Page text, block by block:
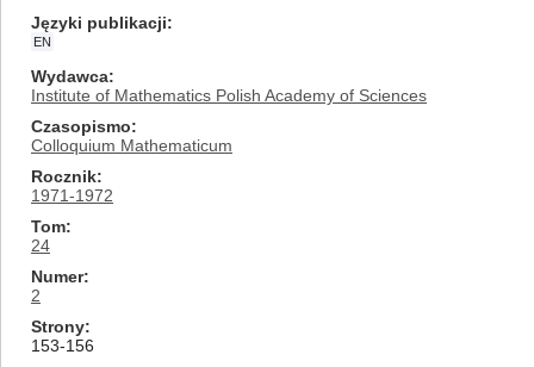
Języki publikacji
EN
Wydawca
Institute of Mathematics Polish Academy of Sciences
Czasopismo
Colloquium Mathematicum
Rocznik
1971-1972
Tom
24
Numer
2
Strony
153-156